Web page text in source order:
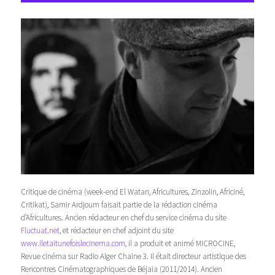
Critique de cinéma (week-end El Watan, Africultures, Zinzolin, Africiné,
Critikat), Samir Ardjoum faisait partie de la rédaction cinéma
d’Africultures. Ancien rédacteur en chef du service cinéma du site
Fluctuat.net, et rédacteur en chef adjoint du site
www.iletaitunefoislecinema.com, il a produit et animé MICROCINE,
Revue cinéma sur Radio Alger Chaine 3. Il était directeur artistique des
Rencontres Cinématographiques de Béjaia (2011/2014). Ancien